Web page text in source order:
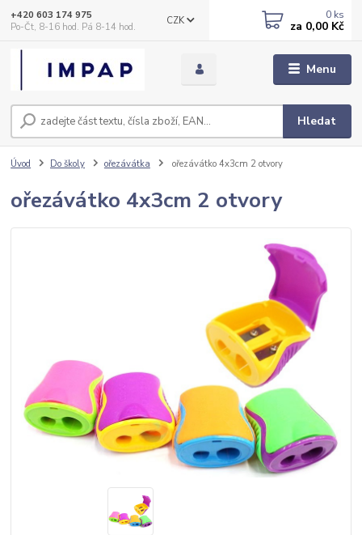
Menu
CZK
Hledat
+420 603 174 975
Po-Čt, 8-16 hod. Pá 8-14 hod.
0 ks
za 0,00 Kč
Úvod Do školy ořezávátka ořezávátko 4x3cm 2 otvory
ořezávátko 4x3cm 2 otvory